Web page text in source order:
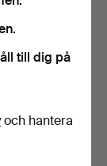
2026
till dig på
och hantera